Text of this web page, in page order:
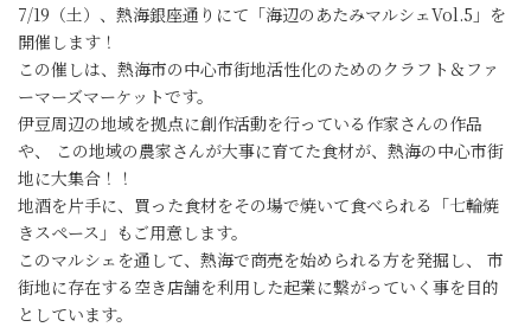
7/19（土）、熱海銀座通りにて「海辺のあたみマルシェVol.5」を
開催します！
この催しは、熱海市の中心市街地活性化のためのクラフト＆ファ
ーマーズマーケットです。
伊豆周辺の地域を拠点に創作活動を行っている作家さんの作品
や、 この地域の農家さんが大事に育てた食材が、熱海の中心市街
地に大集合！！
地酒を片手に、買った食材をその場で焼いて食べられる「七輪焼
きスペース」もご用意します。
このマルシェを通して、熱海で商売を始められる方を発掘し、 市
街地に存在する空き店舗を利用した起業に繋がっていく事を目的
としています。